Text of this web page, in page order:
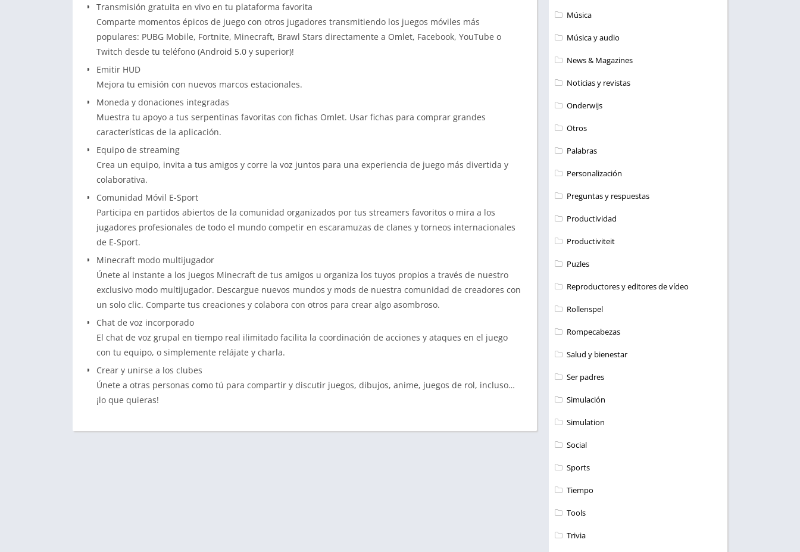
Transmisión gratuita en vivo en tu plataforma favorita
Comparte momentos épicos de juego con otros jugadores transmitiendo los juegos móviles más
populares: PUBG Mobile, Fortnite, Minecraft, Brawl Stars directamente a Omlet, Facebook, YouTube o
Twitch desde tu teléfono (Android 5.0 y superior)!
Emitir HUD
Mejora tu emisión con nuevos marcos estacionales.
Moneda y donaciones integradas
Muestra tu apoyo a tus serpentinas favoritas con fichas Omlet. Usar fichas para comprar grandes
características de la aplicación.
Equipo de streaming
Crea un equipo, invita a tus amigos y corre la voz juntos para una experiencia de juego más divertida y
colaborativa.
Comunidad Móvil E-Sport
Participa en partidos abiertos de la comunidad organizados por tus streamers favoritos o mira a los
jugadores profesionales de todo el mundo competir en escaramuzas de clanes y torneos internacionales
de E-Sport.
Minecraft modo multijugador
Únete al instante a los juegos Minecraft de tus amigos u organiza los tuyos propios a través de nuestro
exclusivo modo multijugador. Descargue nuevos mundos y mods de nuestra comunidad de creadores con
un solo clic. Comparte tus creaciones y colabora con otros para crear algo asombroso.
Chat de voz incorporado
El chat de voz grupal en tiempo real ilimitado facilita la coordinación de acciones y ataques en el juego
con tu equipo, o simplemente relájate y charla.
Crear y unirse a los clubes
Únete a otras personas como tú para compartir y discutir juegos, dibujos, anime, juegos de rol, incluso…
¡lo que quieras!
Música
Música y audio
News & Magazines
Noticias y revistas
Onderwijs
Otros
Palabras
Personalización
Preguntas y respuestas
Productividad
Productiviteit
Puzles
Reproductores y editores de vídeo
Rollenspel
Rompecabezas
Salud y bienestar
Ser padres
Simulación
Simulation
Social
Sports
Tiempo
Tools
Trivia